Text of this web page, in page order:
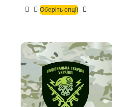
Оберіть опції